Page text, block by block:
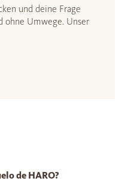
und deine Frage
ohne Umwege. Unser
de HARO?